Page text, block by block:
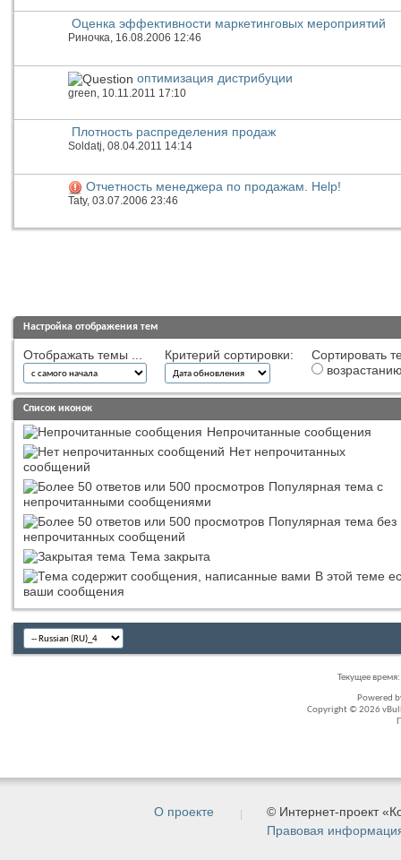
Оценка эффективности маркетинговых мероприятий
Риночка, 16.08.2006 12:46
оптимизация дистрибуции
green , 10.11.2011 17:10
Плотность распределения продаж
Soldatj, 08.04.2011 14:14
Отчетность менеджера по продажам. Help!
Taty, 03.07.2006 23:46
Настройка отображения тем
Отображать темы ... Критерий сортировки:
Сортировать
Список иконок
Непрочитанные сообщения
Нет непрочитанных
сообщений
Популярная тема с
непрочитанными сообщениями
Популярная тема без
непрочитанных сообщений
Тема закрыта
В этой теме
ваши сообщения
Текущее время:
Powered
Copyright © 2026
О проекте
© Интернет-проект
Правовая